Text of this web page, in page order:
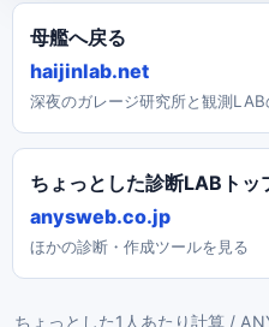
母艦へ戻る
haijinlab.net
深夜のガレージ研究所と観測LAB
ちょっとした診断LABトッ
anysweb.co.jp
ほかの診断・作成ツールを見る
ちょっとした1人あたり計算 /